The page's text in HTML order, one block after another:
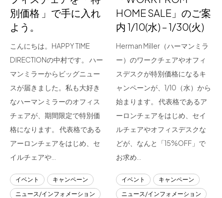
別価格 」で手に入れ
よう。
こんにちは。HAPPY TIME
DIRECTIONの中村です。 ハー
マンミラーからビッグニュー
スが届きました。私も大好き
なハーマンミラーのオフィス
チェアが、期間限定で特別価
格になります。 代表格である
アーロンチェアをはじめ、セ
イルチェアや…
イベント
キャンペーン
ニュース/インフォメーション
HOME SALE」のご案
内 1/10(水) – 1/30(火)
Herman Miller（ハーマンミラ
ー）のワークチェアやオフィ
スデスクが特別価格になるキ
ャンペーンが、1/10（水）から
始まります。 代表格であるア
ーロンチェアをはじめ、セイ
ルチェアやオフィスデスクな
どが、なんと「15%OFF」で
お求め…
イベント
キャンペーン
ニュース/インフォメーション